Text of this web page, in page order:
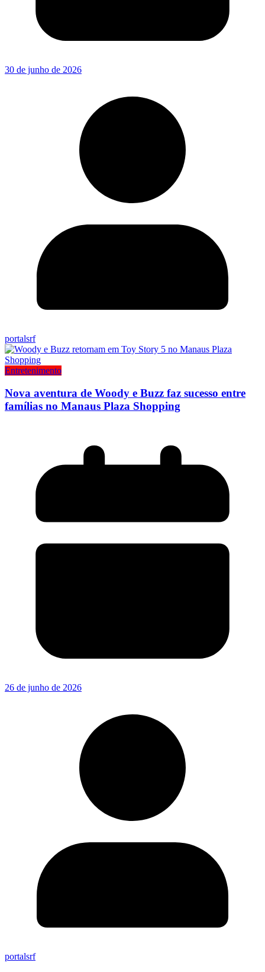
30 de junho de 2026
portalsrf
Entretenimento
Nova aventura de Woody e Buzz faz sucesso entre
famílias no Manaus Plaza Shopping
26 de junho de 2026
portalsrf